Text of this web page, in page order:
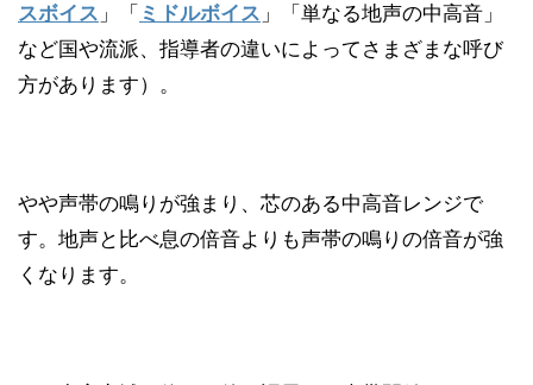
スボイス 」「 ミドルボイス 」「単なる地声の中高音」
など国や流派、指導者の違いによってさまざまな呼び
方があります）。
やや声帯の鳴りが強まり、芯のある中高音レンジで
す。地声と比べ息の倍音よりも声帯の鳴りの倍音が強
くなります。